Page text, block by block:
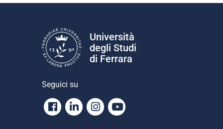
Università
degli Studi
di Ferrara
Seguici su
Facebook
LinkedinInstagram
Youtube